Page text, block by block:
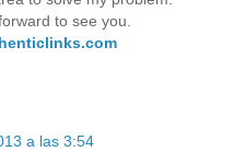
to see you.
a las 3:54